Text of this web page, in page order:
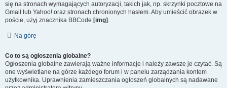
się na stronach wymagających autoryzacji, takich jak, np. skrzynki pocztowe na
Gmail lub Yahoo! oraz stronach chronionych hasłem. Aby umieścić obrazek w
poście, użyj znacznika BBCode [img] .
Na górę
Co to są ogłoszenia globalne?
Ogłoszenia globalne zawierają ważne informacje i należy zawsze je czytać. Są
one wyświetlane na górze każdego forum i w panelu zarządzania kontem
użytkownika. Uprawnienia zamieszczania ogłoszeń globalnych są nadawane